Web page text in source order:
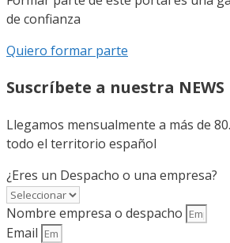
de confianza
Quiero formar parte
Suscríbete a nuestra NEWS
Llegamos mensualmente a más de
todo el territorio español
¿Eres un Despacho o una empresa?
Nombre empresa o despacho
Email